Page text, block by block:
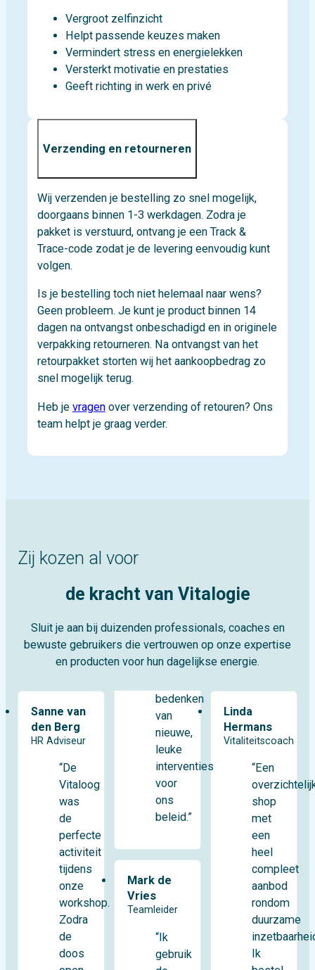
Vergroot zelfinzicht
Helpt passende keuzes maken
Vermindert stress en energielekken
Versterkt motivatie en prestaties
Geeft richting in werk en privé
Verzending en retourneren
Wij verzenden je bestelling zo snel mogelijk,
doorgaans binnen 1-3 werkdagen. Zodra je
pakket is verstuurd, ontvang je een Track &
Trace-code zodat je de levering eenvoudig kunt
volgen.
Is je bestelling toch niet helemaal naar wens?
Geen probleem. Je kunt je product binnen 14
dagen na ontvangst onbeschadigd en in originele
verpakking retourneren. Na ontvangst van het
retourpakket storten wij het aankoopbedrag zo
snel mogelijk terug.
Heb je vragenover verzending of retouren? Ons
team helpt je graag verder.
Zij kozen al voor
de kracht van Vitalogie
Sluit je aan bij duizenden professionals, coaches en
bewuste gebruikers die vertrouwen op onze expertise
en producten voor hun dagelijkse energie.
Sanne van
den Berg
HR Adviseur
“De
Vitaloog
was
de
perfecte
activiteit
tijdens
onze
workshop.
Zodra
de
doos
bedenken
van
nieuwe,
leuke
interventies
voor
ons
beleid.”
Mark de
Vries
Teamleider
“Ik
gebruik
Linda
Hermans
Vitaliteitscoach
“Een
shop
met
een
heel
compleet
aanbod
rondom
duurzame
Ik